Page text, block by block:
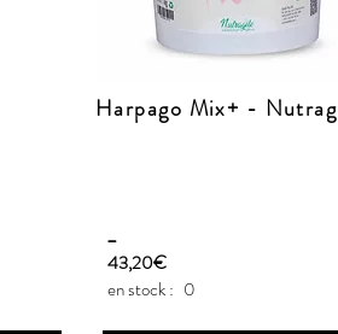
Harpago Mix+ -
_
43,20€
en stock : 0